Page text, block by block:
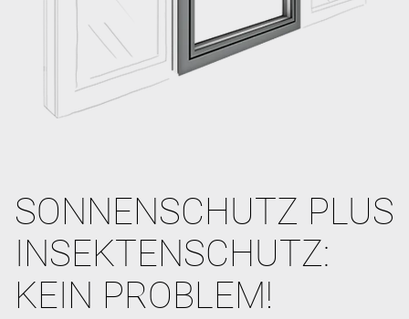
SONNENSCHUTZ PLUS
INSEKTENSCHUTZ:
KEIN PROBLEM!